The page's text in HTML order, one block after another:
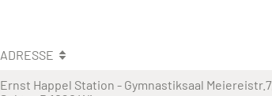
ADRESSE
Ernst Happel Station - Gymnastiksaal